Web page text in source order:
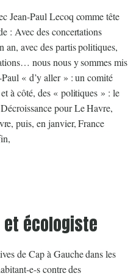
Jean-Paul Lecoq comme tête
: Avec des concertations
an, avec des partis politiques,
nous nous y sommes mis
« d’y aller » : un comité
à côté, des « politiques » : le
pour Le Havre,
puis, en janvier, France
et écologiste
de Cap à Gauche dans les
e-s contre des